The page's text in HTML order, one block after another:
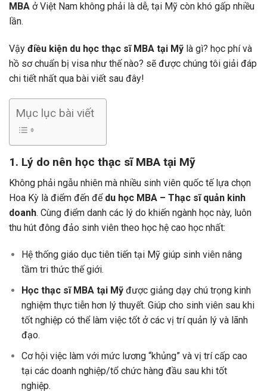
MBA ở Việt Nam không phải là dễ, tại Mỹ còn khó gấp nhiều
lần.
Vậy điều kiện du học thạc sĩ MBA tại Mỹ là gì? học phí và
hồ sơ chuẩn bị visa như thế nào? sẽ được chúng tôi giải đáp
chi tiết nhất qua bài viết sau đây!
Mục lục bài viết
1. Lý do nên học thạc sĩ MBA tại Mỹ
Không phải ngẫu nhiên mà nhiều sinh viên quốc tế lựa chọn
Hoa Kỳ là điểm đến để du học MBA – Thạc sĩ quản kinh
doanh. Cùng điểm danh các lý do khiến ngành học này, luôn
thu hút đông đảo sinh viên theo học hệ cao học nhất:
Hệ thống giáo dục tiên tiến tại Mỹ giúp sinh viên nâng
tầm tri thức thế giới.
Học thạc sĩ MBA tại Mỹđược giảng dạy chú trọng kinh
nghiệm thực tiễn hơn lý thuyết. Giúp cho sinh viên sau khi
tốt nghiệp có thể làm việc tốt ở các vị trí quản lý và lãnh
đạo.
Cơ hội việc làm với mức lương “khủng” và vị trí cấp cao
tại các doanh nghiệp/tổ chức hàng đầu sau khi tốt
nghiệp.